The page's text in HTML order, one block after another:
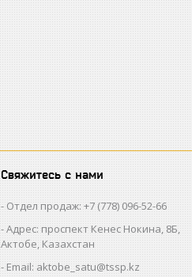
Свяжитесь с нами
Отдел продаж: +7 (778) 096-52-66
Адрес: проспект Кенес Нокина, 8Б,
Актобе, Казахстан
Email: aktobe_satu@tssp.kz